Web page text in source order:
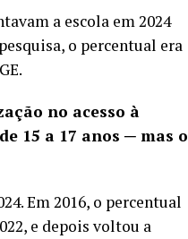
a escola em 2024
o percentual era
no acesso à
15 a 17 anos ─ mas o
Em 2016, o percentual
e depois voltou a